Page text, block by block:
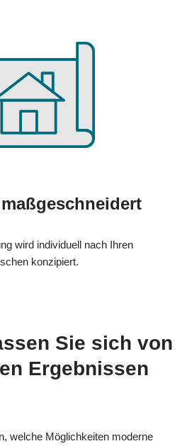
wird individuell nach Ihren
konzipiert.
Sie sich von
Ergebnissen
welche Möglichkeiten moderne